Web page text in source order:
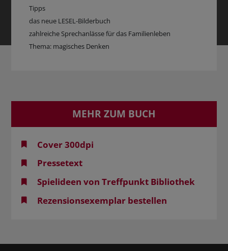
Tipps
das neue LESEL-Bilderbuch
zahlreiche Sprechanlässe für das Familienleben
Thema: magisches Denken
MEHR ZUM BUCH
Cover 300dpi
Pressetext
Spielideen von Treffpunkt Bibliothek
Rezensionsexemplar bestellen